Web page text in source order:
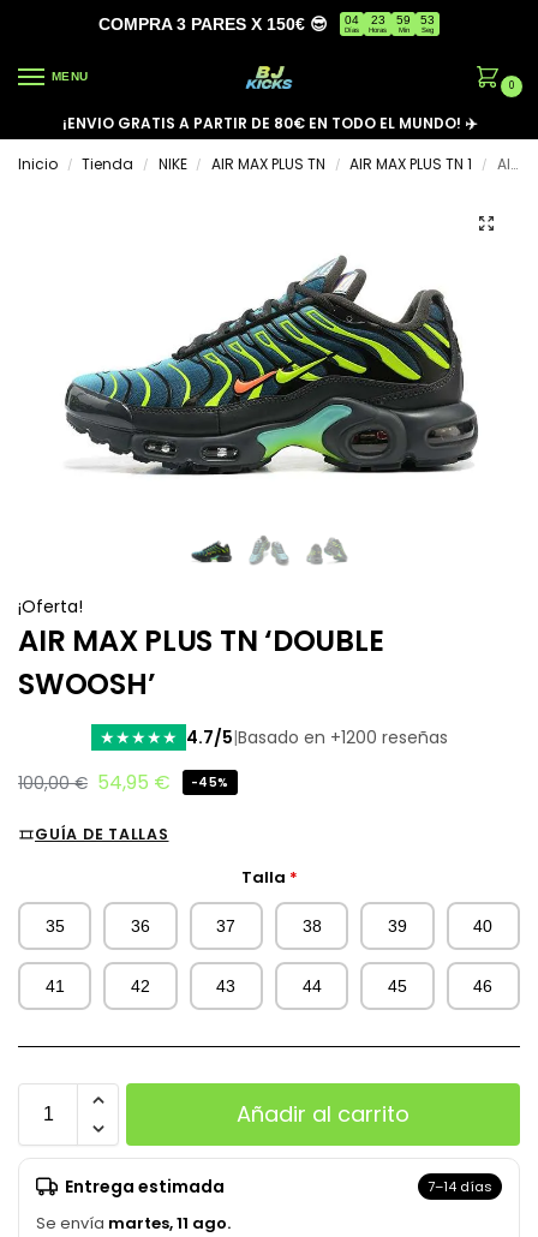
COMPRA 3 PARES X 150€ 😎 04
Días
23
Horas
59
Min
53
Seg
MENU
0
¡ENVIO GRATIS A PARTIR DE 80€ EN TODO EL MUNDO! ✈️
Inicio
/ Tienda / NIKE / AIR MAX PLUS TN / AIR MAX PLUS TN 1 / AIR MAX PLUS TN ‘DOUBLE SWOOSH’
¡Oferta!
AIR MAX PLUS TN ‘DOUBLE
SWOOSH’
★★★★★ 4.7/5|Basado en +1200 reseñas
100,00€ 54,95 € -45%
GUÍA DE TALLAS
Talla *
35 36 37 38 39 40
41 42 43 44 45 46
Añadir al carrito
Entrega estimada 7–14 días
Se envía martes, 11 ago.